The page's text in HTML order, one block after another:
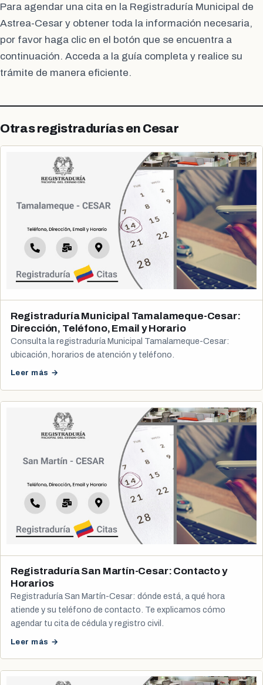
Para agendar una cita en la Registraduría Municipal de
Astrea-Cesar y obtener toda la información necesaria,
por favor haga clic en el botón que se encuentra a
continuación. Acceda a la guía completa y realice su
trámite de manera eficiente.
Otras registradurías en Cesar
Registraduría Municipal Tamalameque-Cesar:
Dirección, Teléfono, Email y Horario
Consulta la registraduría Municipal Tamalameque-Cesar:
ubicación, horarios de atención y teléfono.
Leer más →
Registraduría San Martín-Cesar: Contacto y
Horarios
Registraduría San Martín-Cesar: dónde está, a qué hora
atiende y su teléfono de contacto. Te explicamos cómo
agendar tu cita de cédula y registro civil.
Leer más →